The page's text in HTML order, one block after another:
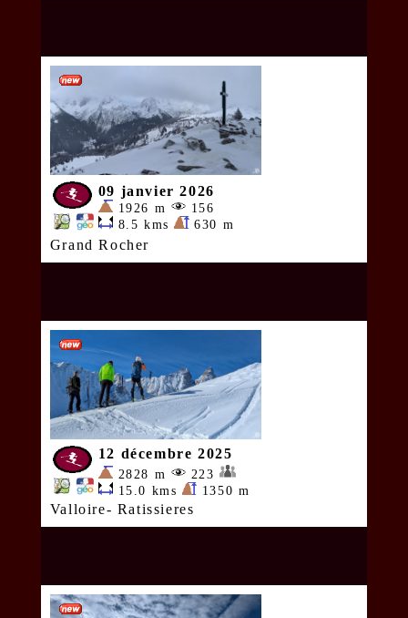
09 janvier 2026
1926 m
156
8.5 kms
630 m
Grand Rocher
12 décembre 2025
2828 m
223
15.0 kms
1350 m
Valloire- Ratissieres